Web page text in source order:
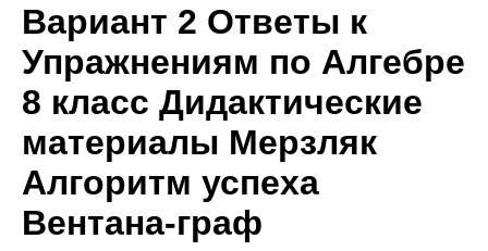
Вариант 2 Ответы к
Упражнениям по Алгебре
8 класс Дидактические
материалы Мерзляк
Алгоритм успеха
Вентана-граф